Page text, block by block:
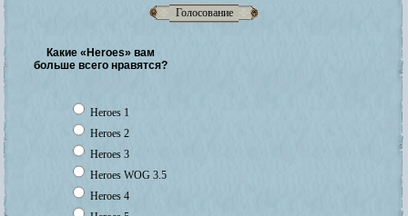
Голосование
Какие «Heroes» вам
больше всего нравятся?
Heroes 1
Heroes 2
Heroes 3
Heroes WOG 3.5
Heroes 4